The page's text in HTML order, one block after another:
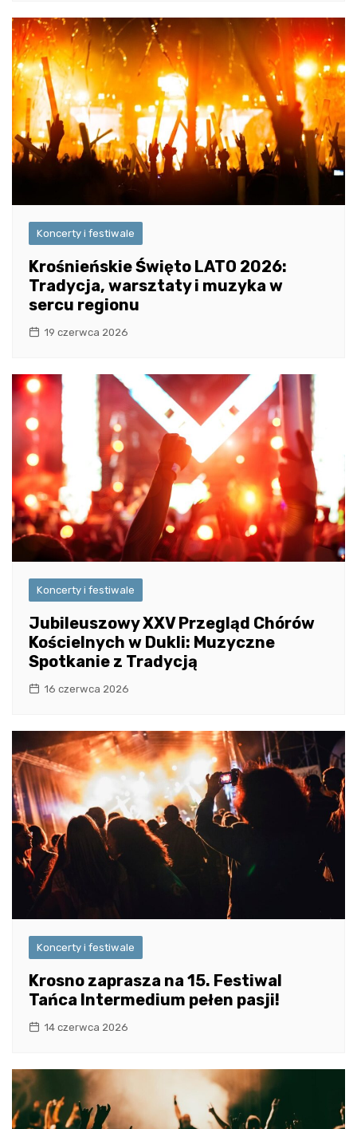
Koncerty i festiwale
Krośnieńskie Święto LATO 2026:
Tradycja, warsztaty i muzyka w
sercu regionu
19 czerwca 2026
Koncerty i festiwale
Jubileuszowy XXV Przegląd Chórów
Kościelnych w Dukli: Muzyczne
Spotkanie z Tradycją
16 czerwca 2026
Koncerty i festiwale
Krosno zaprasza na 15. Festiwal
Tańca Intermedium pełen pasji!
14 czerwca 2026